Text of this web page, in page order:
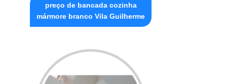
preço de bancada cozinha
mármore branco Vila Guilherme